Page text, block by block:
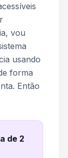
vou
usando
forma
Então
de 2